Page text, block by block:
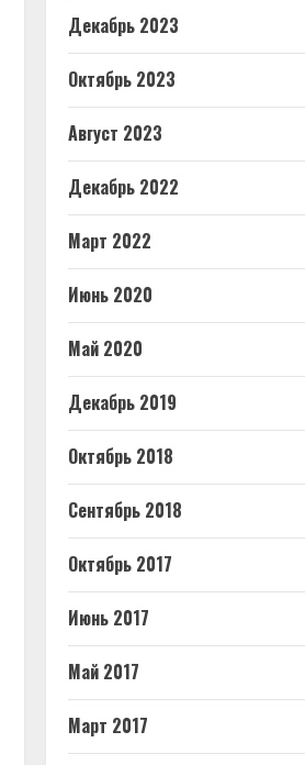
Декабрь 2023
Октябрь 2023
Август 2023
Декабрь 2022
Март 2022
Июнь 2020
Май 2020
Декабрь 2019
Октябрь 2018
Сентябрь 2018
Октябрь 2017
Июнь 2017
Май 2017
Март 2017